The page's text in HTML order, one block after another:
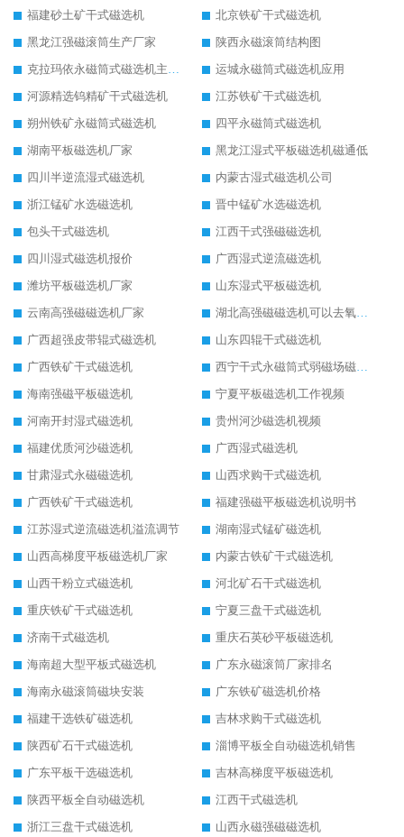
福建砂土矿干式磁选机
北京铁矿干式磁选机
黑龙江强磁滚筒生产厂家
陕西永磁滚筒结构图
克拉玛依永磁筒式磁选机主要技术参数
运城永磁筒式磁选机应用
河源精选钨精矿干式磁选机
江苏铁矿干式磁选机
朔州铁矿永磁筒式磁选机
四平永磁筒式磁选机
湖南平板磁选机厂家
黑龙江湿式平板磁选机磁通低
四川半逆流湿式磁选机
内蒙古湿式磁选机公司
浙江锰矿水选磁选机
晋中锰矿水选磁选机
包头干式磁选机
江西干式强磁磁选机
四川湿式磁选机报价
广西湿式逆流磁选机
潍坊平板磁选机厂家
山东湿式平板磁选机
云南高强磁磁选机厂家
湖北高强磁磁选机可以去氧化铝
广西超强皮带辊式磁选机
山东四辊干式磁选机
广西铁矿干式磁选机
西宁干式永磁筒式弱磁场磁选机结构图
海南强磁平板磁选机
宁夏平板磁选机工作视频
河南开封湿式磁选机
贵州河沙磁选机视频
福建优质河沙磁选机
广西湿式磁选机
甘肃湿式永磁磁选机
山西求购干式磁选机
广西铁矿干式磁选机
福建强磁平板磁选机说明书
江苏湿式逆流磁选机溢流调节
湖南湿式锰矿磁选机
山西高梯度平板磁选机厂家
内蒙古铁矿干式磁选机
山西干粉立式磁选机
河北矿石干式磁选机
重庆铁矿干式磁选机
宁夏三盘干式磁选机
济南干式磁选机
重庆石英砂平板磁选机
海南超大型平板式磁选机
广东永磁滚筒厂家排名
海南永磁滚筒磁块安装
广东铁矿磁选机价格
福建干选铁矿磁选机
吉林求购干式磁选机
陕西矿石干式磁选机
淄博平板全自动磁选机销售
广东平板干选磁选机
吉林高梯度平板磁选机
陕西平板全自动磁选机
江西干式磁选机
浙江三盘干式磁选机
山西永磁强磁磁选机